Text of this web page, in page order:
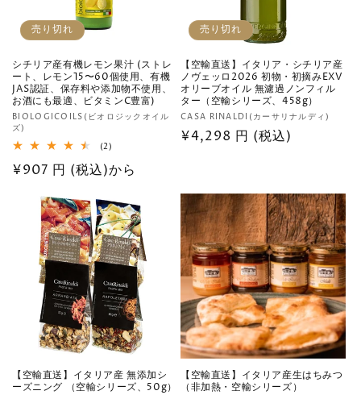
売り切れ
シチリア産有機レモン果汁 (ストレ
ート、レモン15〜60個使用、有機
JAS認証、保存料や添加物不使用、
お酒にも最適、ビタミンC豊富)
販
売
元:
BIOLOGICOILS(ビオロジックオイル
ズ)
(2)
ビ
ュ
数
の
合
計
通
¥907 円 (税込)から
売り切れ
【空輸直送】イタリア・シチリア産
ノヴェッロ2026 初物・初摘みEXV
オリーブオイル 無濾過ノンフィル
ター（空輸シリーズ、458g）
販
売
CASA RINALDI(カーサリナルディ)
通
格
¥4,298 円 (税込)
【空輸直送】イタリア産 無添加シ
ーズニング （空輸シリーズ、50g）
【空輸直送】イタリア産生はちみつ
（非加熱・空輸シリーズ）